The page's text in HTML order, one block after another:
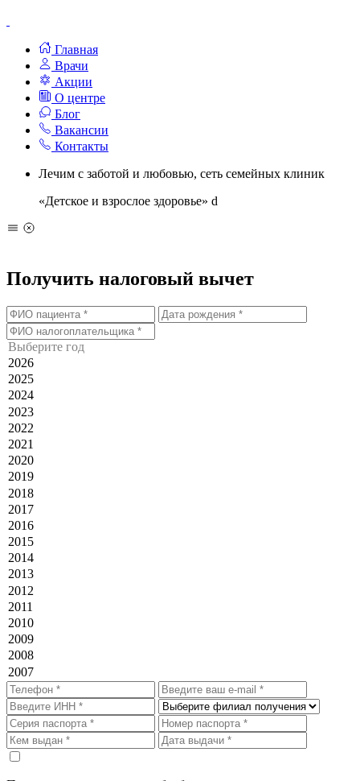
Главная
Врачи
Акции
О центре
Блог
Вакансии
Контакты
Лечим с заботой и любовью, сеть семейных клиник
«Детское и взрослое здоровье» d
Получить налоговый вычет